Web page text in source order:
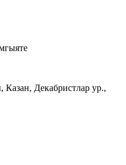
Казан, Декабристлар ур.,